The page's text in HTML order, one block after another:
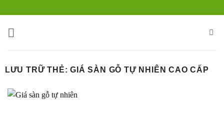
nội
LƯU TRỮ THẺ:GIÁ SÀN GỖ TỰ NHIÊN CAO CẤP